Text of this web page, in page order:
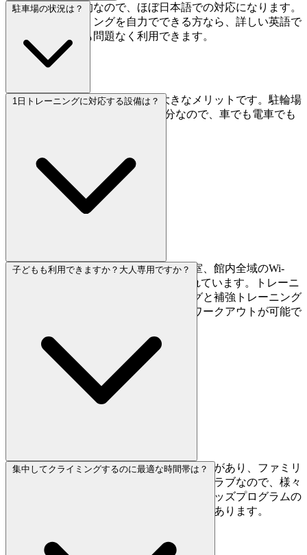
英語対応は限定的なので、ほぼ日本語での対応になります。
基本的なクライミングを自力でできる方なら、詳しい英語で
の説明がなくても問題なく利用できます。
駐車場の状況は？
無料駐車場が充実しているのが大きなメリットです。駐輪場
もあります。高尾駅からは徒歩6分なので、車でも電車でも
1日トレーニングに対応する設備は？
ロッカー、パウダールーム付きの更衣室、館内全域のWi-
Fi、ショップ、休憩ラウンジが完備されています。トレーニ
ングジムへのアクセスで、クライミングと補強トレーニング
を一度の来館で組み合わせた充実したワークアウトが可能で
子どもも利用できますか？大人専用ですか？
キッズスクールプログラムとキッズエリアがあり、ファミリ
ーも歓迎されています。多目的スポーツクラブなので、様々
な年代やアクティビティが混在します。キッズプログラムの
ピーク時間帯は施設が賑やかになる場合があります。
集中してクライミングするのに最適な時間帯は？